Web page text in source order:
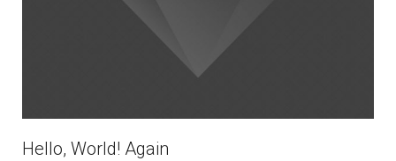
Hello, World! Again